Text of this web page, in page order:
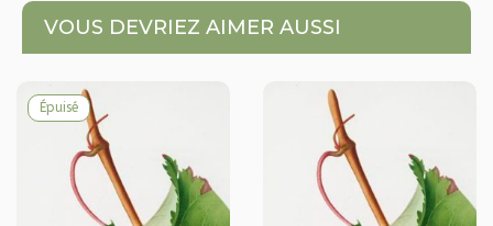
VOUS DEVRIEZ AIMER AUSSI
Épuisé